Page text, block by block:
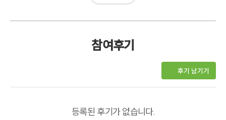
참여후기
후기 남기기
등록된 후기가 없습니다.